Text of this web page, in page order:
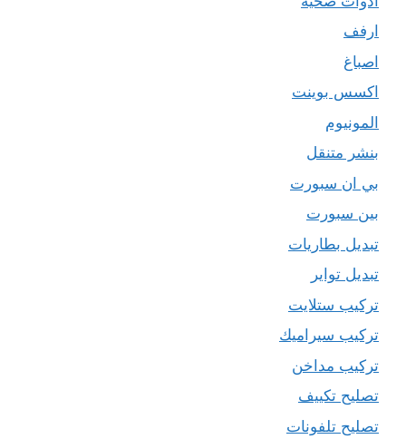
ارفف
اصباغ
اكسس بوينت
المونيوم
بنشر متنقل
بي ان سبورت
بين سبورت
تبديل بطاريات
تبديل تواير
تركيب ستلايت
تركيب سيراميك
تركيب مداخن
تصليح تكييف
تصليح تلفونات